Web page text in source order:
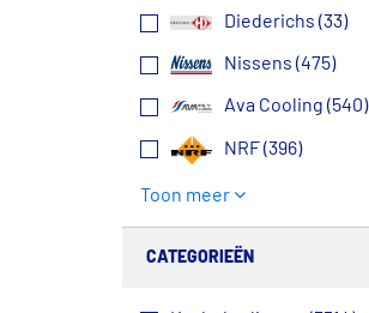
Diederichs (33)
Nissens (475)
Ava Cooling (540)
NRF (396)
Toon meer
CATEGORIEËN